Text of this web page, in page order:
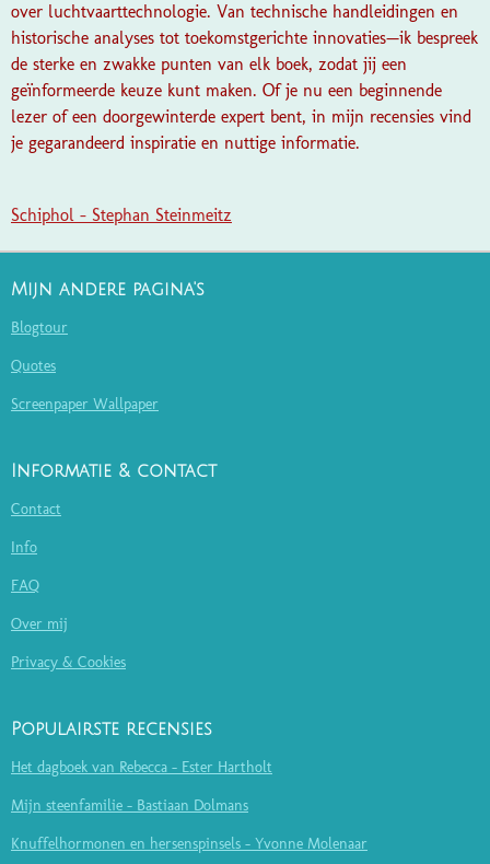
over luchtvaarttechnologie. Van technische handleidingen en
historische analyses tot toekomstgerichte innovaties—ik bespreek
de sterke en zwakke punten van elk boek, zodat jij een
geïnformeerde keuze kunt maken. Of je nu een beginnende
lezer of een doorgewinterde expert bent, in mijn recensies vind
je gegarandeerd inspiratie en nuttige informatie.
Schiphol - Stephan Steinmeitz
Mijn andere pagina's
Blogtour
Quotes
Screenpaper Wallpaper
Informatie & contact
Contact
Info
FAQ
Over mij
Privacy & Cookies
Populairste recensies
Het dagboek van Rebecca - Ester Hartholt
Mijn steenfamilie - Bastiaan Dolmans
Knuffelhormonen en hersenspinsels - Yvonne Molenaar